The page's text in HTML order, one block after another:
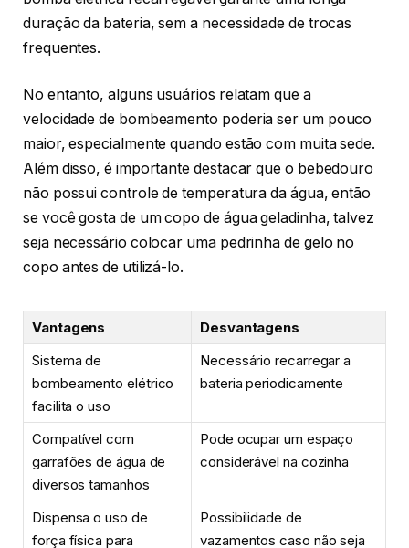
duração da bateria, sem a necessidade de trocas
frequentes.
No entanto, alguns usuários relatam que a
velocidade de bombeamento poderia ser um pouco
maior, especialmente quando estão com muita sede.
Além disso, é importante destacar que o bebedouro
não possui controle de temperatura da água, então
se você gosta de um copo de água geladinha, talvez
seja necessário colocar uma pedrinha de gelo no
copo antes de utilizá-lo.
Vantagens
Desvantagens
Sistema de
bombeamento elétrico
facilita o uso
Necessário recarregar a
bateria periodicamente
Compatível com
garrafões de água de
diversos tamanhos
Pode ocupar um espaço
considerável na cozinha
Dispensa o uso de
força física para
Possibilidade de
vazamentos caso não seja